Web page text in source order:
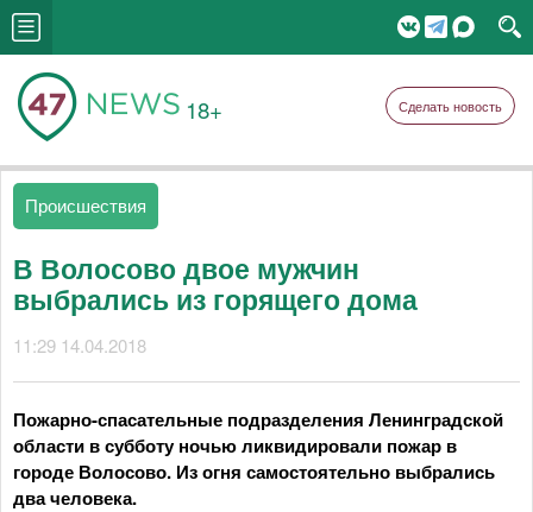
18+ Сделать новость
Происшествия
В Волосово двое мужчин
выбрались из горящего дома
11:29 14.04.2018
Пожарно-спасательные подразделения Ленинградской
области в субботу ночью ликвидировали пожар в
городе Волосово. Из огня самостоятельно выбрались
два человека.